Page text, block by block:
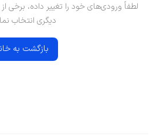
لطفاً ورودی‌های خود را تغییر داده، برخی
دیگری انتخاب
بازگشت به